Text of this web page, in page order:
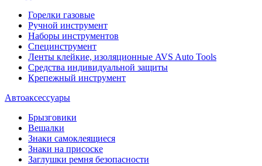
Горелки газовые
Ручной инструмент
Наборы инструментов
Специнструмент
Ленты клейкие, изоляционные AVS Auto Tools
Средства индивидуальной защиты
Крепежный инструмент
Автоаксессуары
Брызговики
Вешалки
Знаки самоклеящиеся
Знаки на присоске
Заглушки ремня безопасности